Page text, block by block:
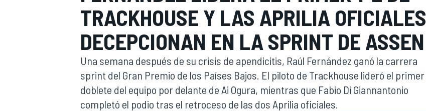
INDYCAR
TRACKHOUSE Y LAS APRILIA OFICIALES
DECEPCIONAN EN LA SPRINT DE ASSEN
Una semana después de su crisis de apendicitis, Raúl Fernández ganó la carrera
sprint del Gran Premio de los Países Bajos. El piloto de Trackhouse lideró el primer
doblete del equipo por delante de Ai Ogura, mientras que Fabio Di Giannantonio
completó el podio tras el retroceso de las dos Aprilia oficiales.